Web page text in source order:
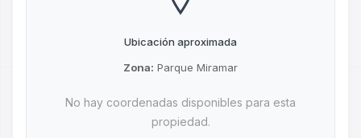
Ubicación aproximada
Zona: Parque Miramar
No hay coordenadas disponibles para esta
propiedad.